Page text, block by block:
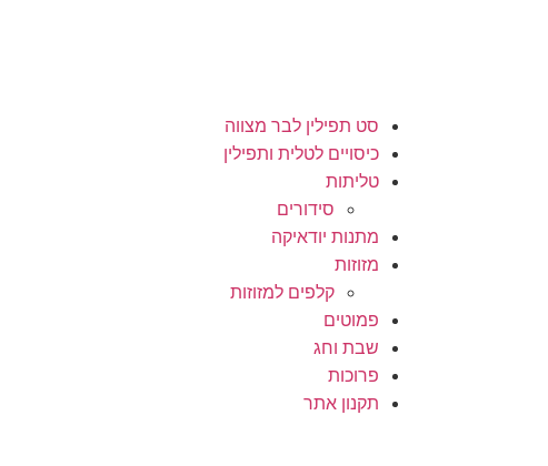
סט תפילין לבר מצווה
כיסויים לטלית ותפילין
טליתות
סידורים
מתנות יודאיקה
מזוזות
קלפים למזוזות
פמוטים
שבת וחג
פרוכות
תקנון אתר